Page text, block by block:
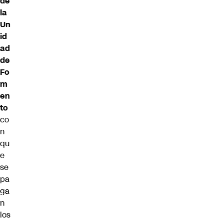
la
Un
id
ad
de
Fo
m
en
to
co
n
qu
e
se
pa
ga
n
los